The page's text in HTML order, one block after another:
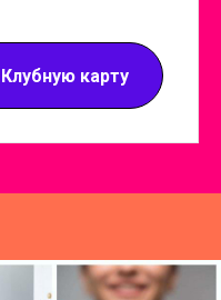
карту